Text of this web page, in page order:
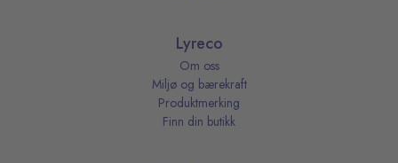
Lyreco
Om oss
Miljø og bærekraft
Produktmerking
Finn din butikk